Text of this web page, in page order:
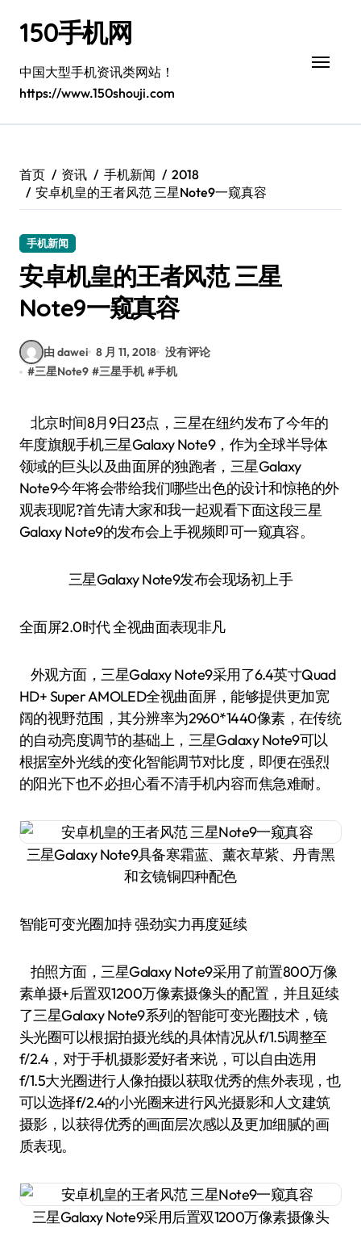
150手机网
中国大型手机资讯类网站！
https://www.150shouji.com
首页 资讯 手机新闻
2018
安卓机皇的王者风范 三星Note9一窥真容
手机新闻
安卓机皇的王者风范 三星
Note9一窥真容
由 dawei 8 月 11, 2018 没有评论
#三星Note9 #三星手机 #手机
北京时间8月9日23点，三星在纽约发布了今年的
年度旗舰手机三星Galaxy Note9，作为全球半导体
领域的巨头以及曲面屏的独跑者，三星Galaxy
Note9今年将会带给我们哪些出色的设计和惊艳的外
观表现呢?首先请大家和我一起观看下面这段三星
Galaxy Note9的发布会上手视频即可一窥真容。
三星Galaxy Note9发布会现场初上手
全面屏2.0时代 全视曲面表现非凡
外观方面，三星Galaxy Note9采用了6.4英寸Quad
HD+ Super AMOLED全视曲面屏，能够提供更加宽
阔的视野范围，其分辨率为2960*1440像素，在传统
的自动亮度调节的基础上，三星Galaxy Note9可以
根据室外光线的变化智能调节对比度，即便在强烈
的阳光下也不必担心看不清手机内容而焦急难耐。
三星Galaxy Note9具备寒霜蓝、薰衣草紫、丹青黑
和玄镜铜四种配色
智能可变光圈加持 强劲实力再度延续
拍照方面，三星Galaxy Note9采用了前置800万像
素单摄+后置双1200万像素摄像头的配置，并且延续
了三星Galaxy Note9系列的智能可变光圈技术，镜
头光圈可以根据拍摄光线的具体情况从f/1.5调整至
f/2.4，对于手机摄影爱好者来说，可以自由选用
f/1.5大光圈进行人像拍摄以获取优秀的焦外表现，也
可以选择f/2.4的小光圈来进行风光摄影和人文建筑
摄影，以获得优秀的画面层次感以及更加细腻的画
质表现。
三星Galaxy Note9采用后置双1200万像素摄像头